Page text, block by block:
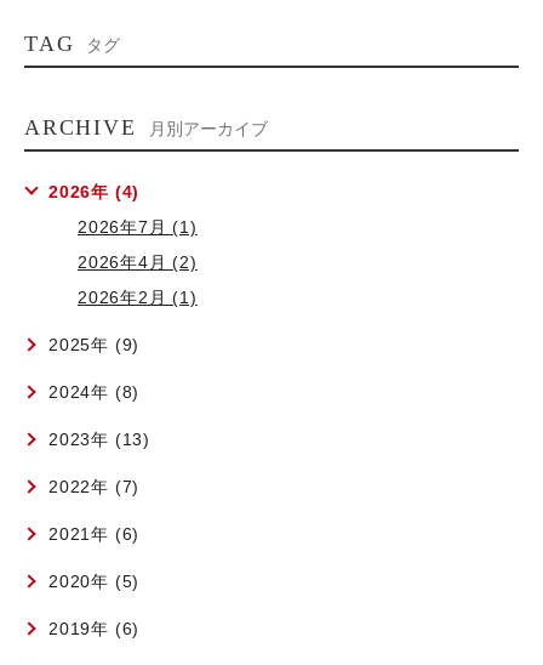
TAG タグ
ARCHIVE 月別アーカイブ
2026年 (4)
2026年7月 (1)
2026年4月 (2)
2026年2月 (1)
2025年 (9)
2024年 (8)
2023年 (13)
2022年 (7)
2021年 (6)
2020年 (5)
2019年 (6)